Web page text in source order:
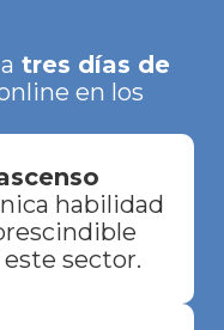
tres días de
en los
habilidad
sector.